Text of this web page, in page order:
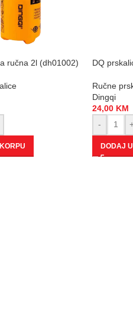
ručna 2l (dh01002) DQ
Ručne
Dingqi
24,00 KM
-
DODAJ